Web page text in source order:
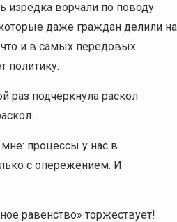
изредка ворчали по поводу
даже граждан делили на
что и в самых передовых
политику.
раз подчеркнула раскол
процессы у нас в
с опережением. И
равенство» торжествует!